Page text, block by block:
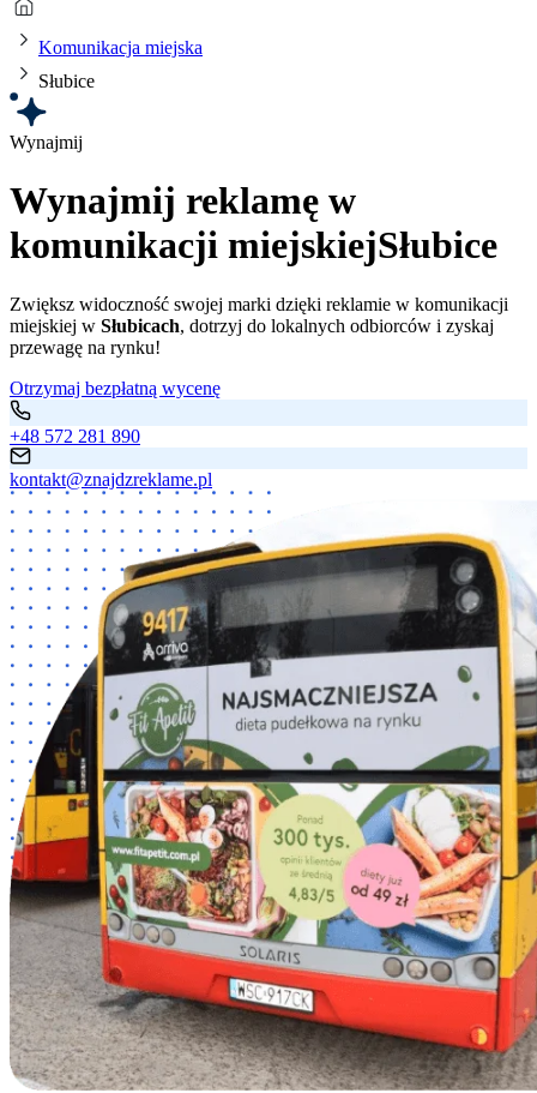
Komunikacja miejska
Słubice
Wynajmij
Wynajmij reklamę w
komunikacji miejskiejSłubice
Zwiększ widoczność swojej marki dzięki reklamie w komunikacji
miejskiej w Słubicach, dotrzyj do lokalnych odbiorców i zyskaj
przewagę na rynku!
Otrzymaj bezpłatną wycenę
+48 572 281 890
kontakt@znajdzreklame.pl